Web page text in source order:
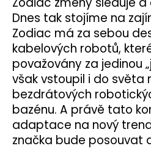
Dnes tak stojíme na
Zodiac má za sebou
kabelových robotů,
považovány za jedinou
však vstoupil i do světa
bezdrátových
bazénu. A právě tato
adaptace na nový
značka bude posouvat